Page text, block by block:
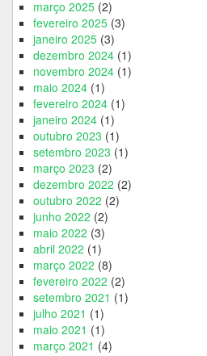
março 2025 (2)
fevereiro 2025 (3)
janeiro 2025 (3)
dezembro 2024 (1)
novembro 2024 (1)
maio 2024 (1)
fevereiro 2024 (1)
janeiro 2024 (1)
outubro 2023 (1)
setembro 2023 (1)
março 2023 (2)
dezembro 2022 (2)
outubro 2022 (2)
junho 2022 (2)
maio 2022 (3)
abril 2022 (1)
março 2022 (8)
fevereiro 2022 (2)
setembro 2021 (1)
julho 2021 (1)
maio 2021 (1)
março 2021 (4)